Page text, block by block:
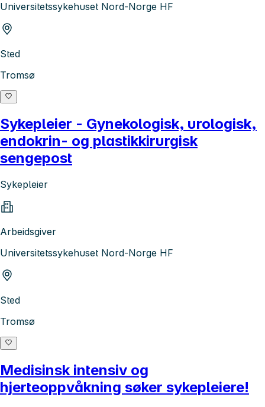
Universitetssykehuset Nord-Norge HF
Sted
Tromsø
Sykepleier - Gynekologisk, urologisk,
endokrin- og plastikkirurgisk
sengepost
Sykepleier
Arbeidsgiver
Universitetssykehuset Nord-Norge HF
Sted
Tromsø
Medisinsk intensiv og
hjerteoppvåkning søker sykepleiere!